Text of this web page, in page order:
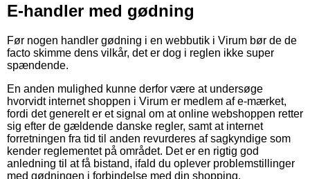
E-handler med gødning
Før nogen handler gødning i en webbutik i Virum bør de de
facto skimme dens vilkår, det er dog i reglen ikke super
spændende.
En anden mulighed kunne derfor være at undersøge
hvorvidt internet shoppen i Virum er medlem af e-mærket,
fordi det generelt er et signal om at online webshoppen retter
sig efter de gældende danske regler, samt at internet
forretningen fra tid til anden revurderes af sagkyndige som
kender reglementet på området. Det er en rigtig god
anledning til at få bistand, ifald du oplever problemstillinger
med gødningen i forbindelse med din shopping.